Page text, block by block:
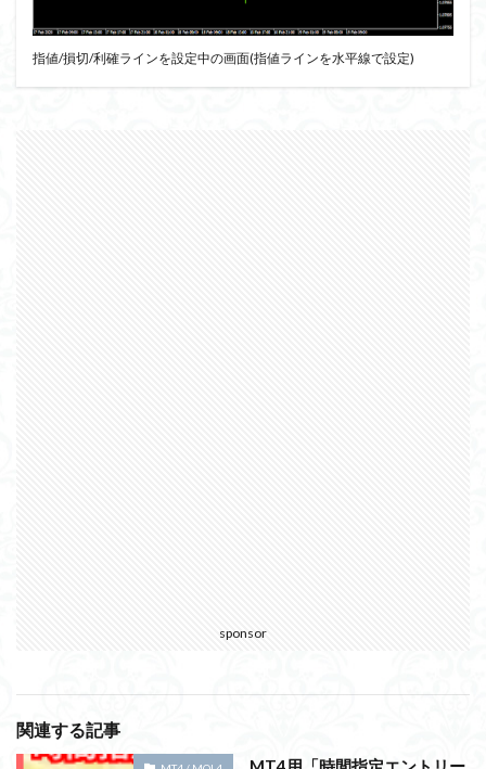
指値/損切/利確ラインを設定中の画面(指値ラインを水平線で設定)
sponsor
関連する記事